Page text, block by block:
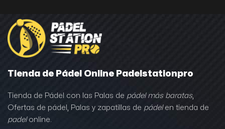
Tienda de Pádel Online Padelstationpro
Tienda de Pádel con las Palas de pádel más baratas,
Ofertas de pádel, Palas y zapatillas de pádelen tienda de
padelonline.